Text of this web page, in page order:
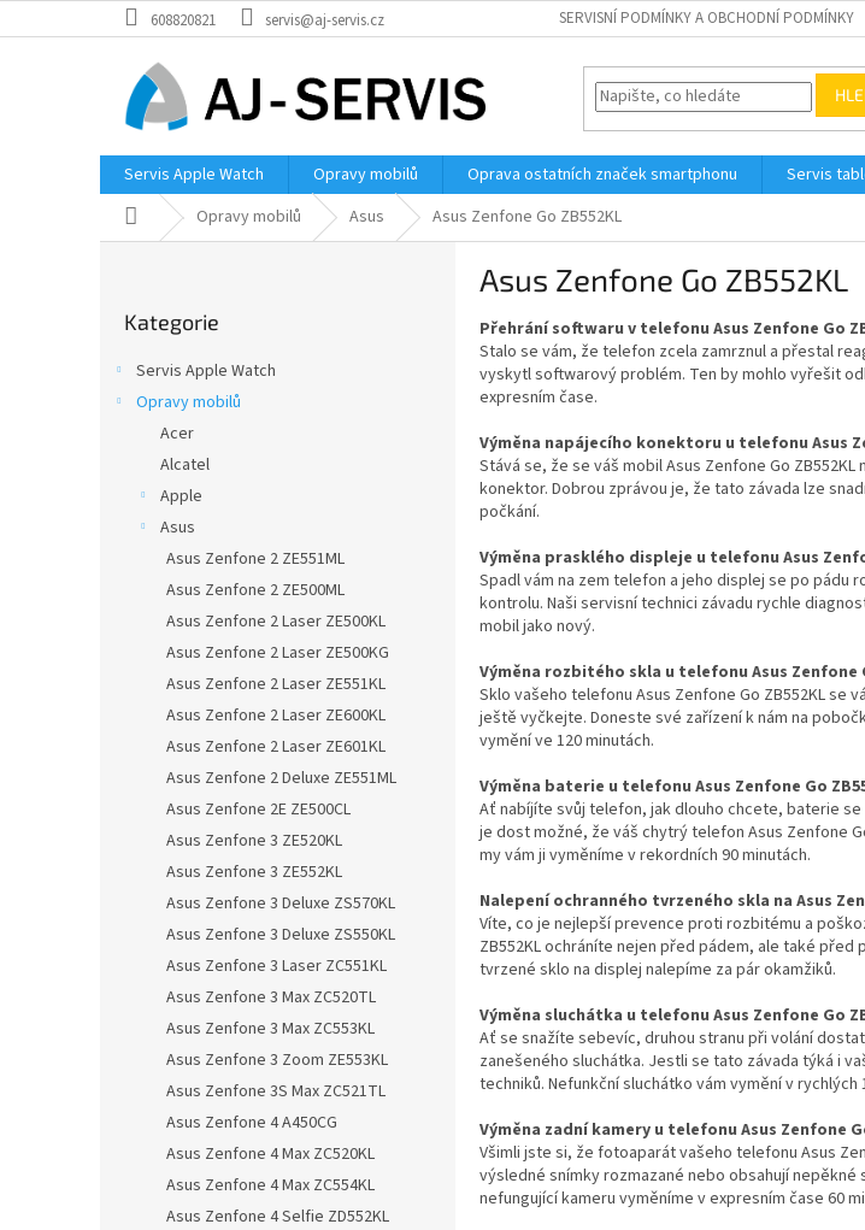
na
608820821 servis@aj-servis.cz SERVISNÍ PODMÍNKY A OBCHODNÍ PODMÍNKY
Servis Apple Watch Opravy mobilů Oprava ostatních značek smartphonu Servis
Domů Opravy mobilů Asus Asus Zenfone Go ZB552KL
kategorie
Kategorie
Servis Apple Watch
Opravy mobilů
Acer
Alcatel
Apple
Asus
Asus Zenfone 2 ZE551ML
Asus Zenfone 2 ZE500ML
Asus Zenfone 2 Laser ZE500KL
Asus Zenfone 2 Laser ZE500KG
Asus Zenfone 2 Laser ZE551KL
Asus Zenfone 2 Laser ZE600KL
Asus Zenfone 2 Laser ZE601KL
Asus Zenfone 2 Deluxe ZE551ML
Asus Zenfone 2E ZE500CL
Asus Zenfone 3 ZE520KL
Asus Zenfone 3 ZE552KL
Asus Zenfone 3 Deluxe ZS570KL
Asus Zenfone 3 Deluxe ZS550KL
Asus Zenfone 3 Laser ZC551KL
Asus Zenfone 3 Max ZC520TL
Asus Zenfone 3 Max ZC553KL
Asus Zenfone 3 Zoom ZE553KL
Asus Zenfone 3S Max ZC521TL
Asus Zenfone 4 A450CG
Asus Zenfone 4 Max ZC520KL
Asus Zenfone 4 Max ZC554KL
Asus Zenfone 4 Selfie ZD552KL
Asus Zenfone Go ZB552KL
Přehrání softwaru v telefonu Asus Zenfone Go
Stalo se vám, že telefon zcela zamrznul a přestal
vyskytl softwarový problém. Ten by mohlo vyřešit
expresním čase.
Výměna napájecího konektoru u telefonu Asus
Stává se, že se váš mobil Asus Zenfone Go
konektor. Dobrou zprávou je, že tato závada lze
počkání.
Výměna prasklého displeje u telefonu Asus
Spadl vám na zem telefon a jeho displej se po pádu
kontrolu. Naši servisní technici závadu rychle
mobil jako nový.
Výměna rozbitého skla u telefonu Asus Zenfone
Sklo vašeho telefonu Asus Zenfone Go ZB552KL se
ještě vyčkejte. Doneste své zařízení k nám na
vymění ve 120 minutách.
Výměna baterie u telefonu Asus Zenfone Go
Ať nabíjíte svůj telefon, jak dlouho chcete, baterie
je dost možné, že váš chytrý telefon Asus Zenfone
my vám ji vyměníme v rekordních 90 minutách.
Nalepení ochranného tvrzeného skla na Asus
Víte, co je nejlepší prevence proti rozbitému a
ZB552KL ochráníte nejen před pádem, ale také
tvrzené sklo na displej nalepíme za pár okamžiků.
Výměna sluchátka u telefonu Asus Zenfone Go
Ať se snažíte sebevíc, druhou stranu při volání
zanešeného sluchátka. Jestli se tato závada týká i
techniků. Nefunkční sluchátko vám vymění v rychlých
Výměna zadní kamery u telefonu Asus Zenfone
Všimli jste si, že fotoaparát vašeho telefonu Asus
výsledné snímky rozmazané nebo obsahují
nefungující kameru vyměníme v expresním čase 60